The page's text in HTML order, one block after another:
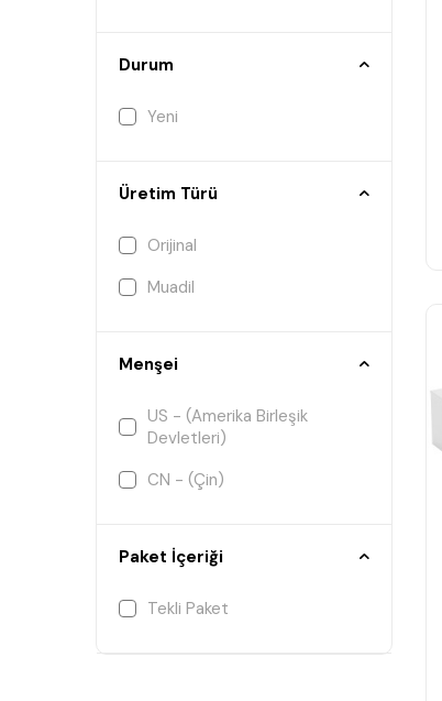
Durum
Yeni
Üretim Türü
Orijinal
Muadil
Menşei
US - (Amerika Birleşik
Devletleri)
CN - (Çin)
Paket İçeriği
Tekli Paket